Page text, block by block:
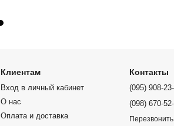
Клиентам
Вход в личный кабинет
О нас
Оплата и доставка
Контакты
(095) 908-
(098) 670-